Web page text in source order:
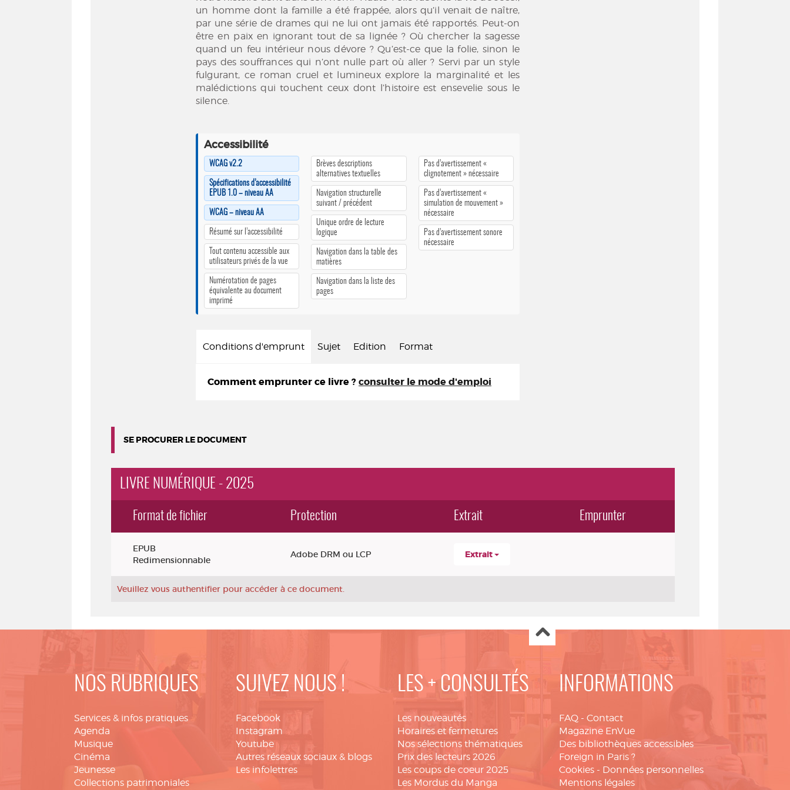
un homme dont la famille a été frappée, alors qu’il venait de naître,
par une série de drames qui ne lui ont jamais été rapportés. Peut-on
être en paix en ignorant tout de sa lignée ? Où chercher la sagesse
quand un feu intérieur nous dévore ? Qu’est-ce que la folie, sinon le
pays des souffrances qui n’ont nulle part où aller ? Servi par un style
fulgurant, ce roman cruel et lumineux explore la marginalité et les
malédictions qui touchent ceux dont l’histoire est ensevelie sous le
silence.
Accessibilité
WCAG v2.2
Spécifications d’accessibilité
EPUB 1.0 – niveau AA
WCAG – niveau AA
Résumé sur l’accessibilité
Tout contenu accessible aux
utilisateurs privés de la vue
Numérotation de pages
équivalente au document
imprimé
Brèves descriptions
alternatives textuelles
Navigation structurelle
suivant / précédent
Unique ordre de lecture
logique
Navigation dans la table des
matières
Navigation dans la liste des
pages
Pas d’avertissement «
clignotement » nécessaire
Pas d’avertissement «
simulation de mouvement »
nécessaire
Pas d’avertissement sonore
nécessaire
Conditions d'emprunt Sujet Edition Format
Comment emprunter ce livre ? consulter le mode d'emploi
SE PROCURER LE DOCUMENT
LIVRE NUMÉRIQUE - 2025
Format de fichier Protection Extrait Emprunter
EPUB
Redimensionnable
Adobe DRM ou LCP Extrait
Veuillez vous authentifier pour accéder à ce document.
NOS RUBRIQUES
Services & infos pratiques
Agenda
Musique
Cinéma
Jeunesse
Collections patrimoniales
SUIVEZ NOUS !
Facebook
Instagram
Youtube
Autres réseaux sociaux & blogs
Les infolettres
LES + CONSULTÉS
Les nouveautés
Horaires et fermetures
Nos sélections thématiques
Prix des lecteurs 2026
Les coups de coeur 2025
Les Mordus du Manga
INFORMATIONS
FAQ - Contact
Magazine EnVue
Des bibliothèques accessibles
Foreign in Paris ?
Cookies - Données personnelles
Mentions légales